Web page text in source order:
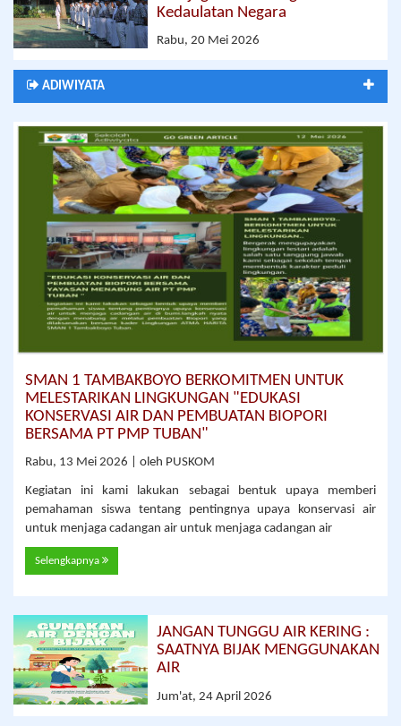
Kedaulatan Negara
Rabu, 20 Mei 2026
ADIWIYATA
SMAN 1 TAMBAKBOYO BERKOMITMEN UNTUK
MELESTARIKAN LINGKUNGAN "EDUKASI
KONSERVASI AIR DAN PEMBUATAN BIOPORI
BERSAMA PT PMP TUBAN"
Rabu, 13 Mei 2026 | oleh PUSKOM
Kegiatan ini kami lakukan sebagai bentuk upaya memberi
pemahaman siswa tentang pentingnya upaya konservasi air
untuk menjaga cadangan air untuk menjaga cadangan air
Selengkapnya
JANGAN TUNGGU AIR KERING :
SAATNYA BIJAK MENGGUNAKAN
AIR
Jum'at, 24 April 2026